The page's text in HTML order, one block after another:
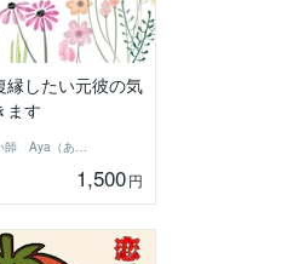
縁したい元彼の気
ます
恋愛専門 占い師 Aya（あや）
1,500円